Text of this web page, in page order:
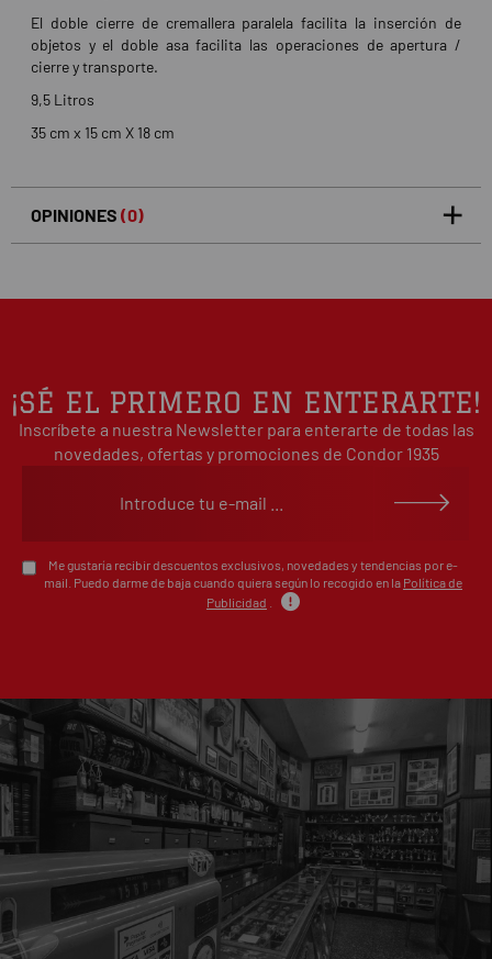
El doble cierre de cremallera paralela facilita la inserción de
objetos y el doble asa facilita las operaciones de apertura /
cierre y transporte.
9,5 Litros
35 cm x 15 cm X 18 cm
OPINIONES (0)
5
4
0%
estrellas
0%
1
estrellas 0%
¡SÉ EL PRIMERO EN ENTERARTE!
Inscríbete a nuestra Newsletter para enterarte de todas las
novedades, ofertas y promociones de Condor 1935
Me gustaría recibir descuentos exclusivos, novedades y tendencias por e-
mail. Puedo darme de baja cuando quiera según lo recogido en la Política de
Publicidad